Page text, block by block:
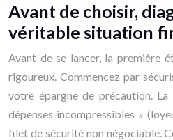
Avant de choisir,
véritable situation
Avant de se lancer, la première
rigoureux. Commencez par
votre épargne de précaution.
dépenses incompressibles »
filet de sécurité non négociable.